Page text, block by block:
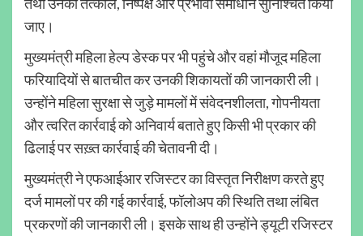
जाए।
मुख्यमंत्री महिला हेल्प डेस्क पर भी पहुंचे और वहां मौजूद महिला
फरियादियों से बातचीत कर उनकी शिकायतों की जानकारी ली।
उन्होंने महिला सुरक्षा से जुड़े मामलों में संवेदनशीलता, गोपनीयता
और त्वरित कार्रवाई को अनिवार्य बताते हुए किसी भी प्रकार की
ढिलाई पर सख़्त कार्रवाई की चेतावनी दी।
मुख्यमंत्री ने एफआईआर रजिस्टर का विस्तृत निरीक्षण करते हुए
दर्ज मामलों पर की गई कार्रवाई, फॉलोअप की स्थिति तथा लंबित
प्रकरणों की जानकारी ली। इसके साथ ही उन्होंने ड्यूटी रजिस्टर